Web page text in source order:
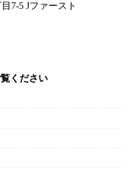
7-5 Jファースト
ください